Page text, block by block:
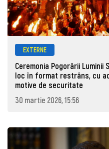
EXTERNE
Ceremonia Pogorârii
loc în format restrâns, cu
motive de securitate
30 martie 2026, 15:56